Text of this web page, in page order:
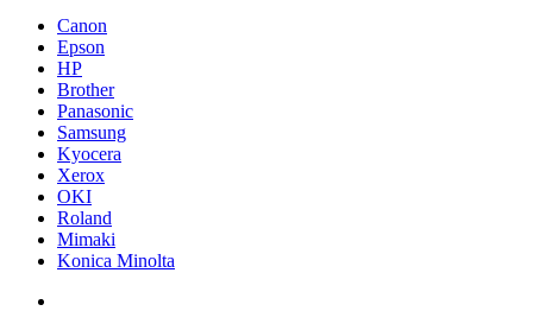
Canon
Epson
HP
Brother
Panasonic
Samsung
Kyocera
Xerox
OKI
Roland
Mimaki
Konica Minolta